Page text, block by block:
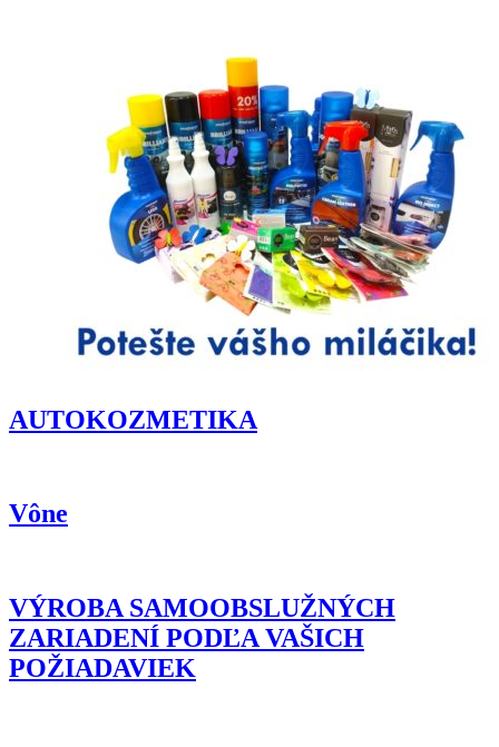
AUTOKOZMETIKA
Vône
VÝROBA SAMOOBSLUŽNÝCH
ZARIADENÍ PODĽA VAŠICH
POŽIADAVIEK